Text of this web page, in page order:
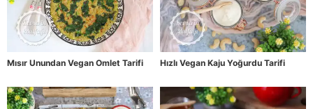
Mısır Unundan Vegan Omlet Tarifi Hızlı Vegan Kaju Yoğurdu Tarifi